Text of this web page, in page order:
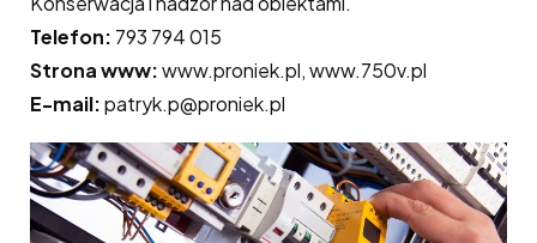
Telefon: 793 794 015
Strona www:www.proniek.pl, www.750v.pl
E-mail:patryk.p@proniek.pl